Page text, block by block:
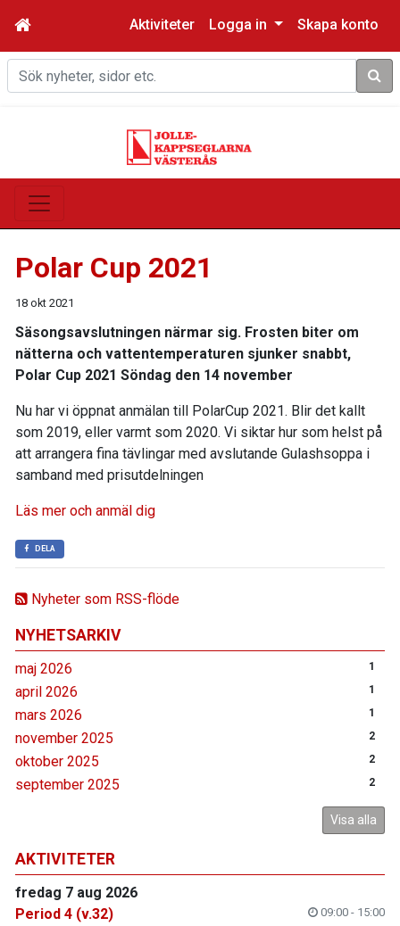
Aktiviteter Logga in Skapa konto
Sök
Nyheter som RSS-flöde
NYHETSARKIV
maj 2026 1
april 2026 1
mars 2026 1
november 2025 2
oktober 2025 2
september 2025 2
Visa alla
Polar Cup 2021
18 okt 2021
Säsongsavslutningen närmar sig. Frosten biter om
nätterna och vattentemperaturen sjunker snabbt,
Polar Cup 2021 Söndag den 14 november
Nu har vi öppnat anmälan till PolarCup 2021. Blir det kallt
som 2019, eller varmt som 2020. Vi siktar hur som helst på
att arrangera fina tävlingar med avslutande Gulashsoppa i
samband med prisutdelningen
Läs mer och anmäl dig
DELA
AKTIVITETER
fredag 7 aug 2026
Period 4 (v.32)
09:00 - 15:00